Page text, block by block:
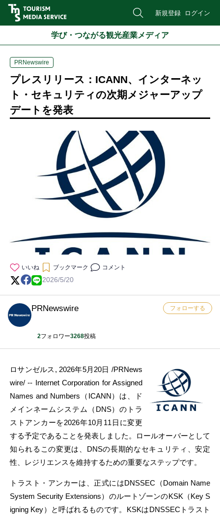
新規登録 ログイン
学び・つながる観光産業メディア
PRNewswire
プレスリリース：ICANN、インターネッ
ト・セキュリティの次期メジャーアップ
デートを発表
いいね ブックマーク コメント
2026/5/20
PRNewswire
2フォロワー3268投稿
フォローする
ロサンゼルス , 2026年5月20日 /PRNews
wire/ -- Internet Corporation for Assigned
Names and Numbers（ICANN）は、ド
メインネームシステム（DNS）のトラ
ストアンカーを2026年10月11日に変更
する予定であることを発表しました。ロールオーバーとして
知られるこの変更は、DNSの長期的なセキュリティ、安定
性、レジリエンスを維持するための重要なステップです。
トラスト・アンカーは、正式にはDNSSEC（Domain Name
System Security Extensions）のルートゾーンのKSK（Key S
igning Key）と呼ばれるものです。KSKはDNSSECトラスト